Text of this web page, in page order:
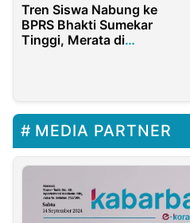
Tren Siswa Nabung ke
BPRS Bhakti Sumekar
Tinggi, Merata di
MEDIA PARTNER